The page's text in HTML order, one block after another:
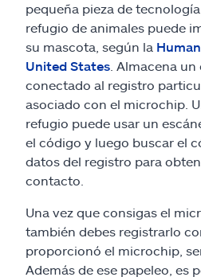
pequeña pieza de
refugio de animales puede
su mascota, según la
United States . Almacena
conectado al registro
asociado con el microchip.
refugio puede usar un
el código y luego buscar el
datos del registro para
contacto.
Una vez que consigas el
también debes registrarlo
proporcionó el microchip,
Además de ese papeleo, es